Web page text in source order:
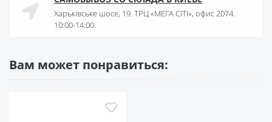
Харьківське шосе, 19. ТРЦ «МЕГА СІТІ», офис 2074.
10:00-14:00.
Вам может понравиться: